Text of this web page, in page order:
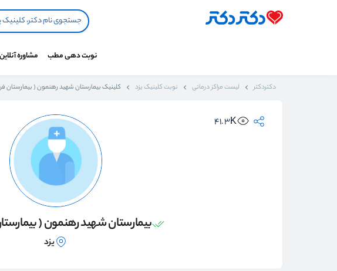
نوبت دهی مطب مشاوره آنلاین
دکتردکتر لیست مراکز درمانی نوبت کلینیک یزد کلینیک بیمارستان شهید رهنمون ( بیمارستان
41.3K
بیمارستان شهید رهنمون (
یزد